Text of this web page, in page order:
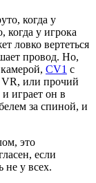
когда у
когда у игрока
ловко вертеться
провод. Но,
CV1 с
или прочий
играет он в
за спиной, и
это
если
не у всех.